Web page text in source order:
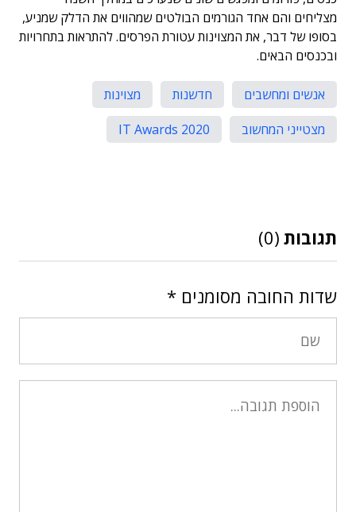
מצליחים והם אחד הגורמים הבולטים שמהווים את הדלק שמניע,
בסופו של דבר, את המצוינות עטורת הפרסים. להתראות בתחרויות
ובכנסים הבאים.
אנשים ומחשבים חדשנות
מצוינות
מצטייני המחשוב
IT Awards 2020
תגובות (0)
שדות החובה מסומנים *